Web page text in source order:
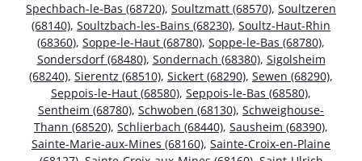
Spechbach-le-Bas (68720), Soultzmatt (68570), Soultzeren
(68140), Soultzbach-les-Bains (68230), Soultz-Haut-Rhin
(68360), Soppe-le-Haut (68780), Soppe-le-Bas (68780),
Sondersdorf (68480), Sondernach (68380), Sigolsheim
(68240), Sierentz (68510), Sickert (68290), Sewen (68290),
Seppois-le-Haut (68580), Seppois-le-Bas (68580),
Sentheim (68780), Schwoben (68130), Schweighouse-
Thann (68520), Schlierbach (68440), Sausheim (68390),
Sainte-Marie-aux-Mines (68160), Sainte-Croix-en-Plaine